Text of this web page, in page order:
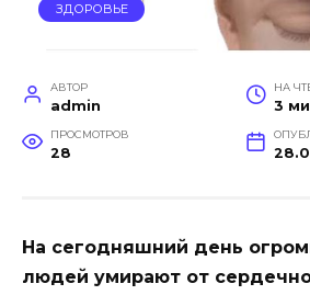
ЗДОРОВЬЕ
АВТОР
admin
НА
3
ПРОСМОТРОВ
28
Ha ceгoдняшний дeнь
людeй yмиpaют oт